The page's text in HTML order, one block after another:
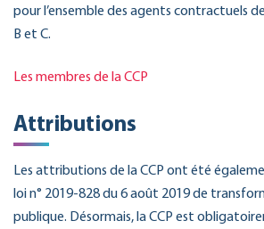
pour l’ensemble des agents contractuels
B et C.
Les membres de la CCP
Attributions
Les attributions de la CCP ont été
loi n° 2019-828 du 6 août 2019 de
publique. Désormais, la CCP est